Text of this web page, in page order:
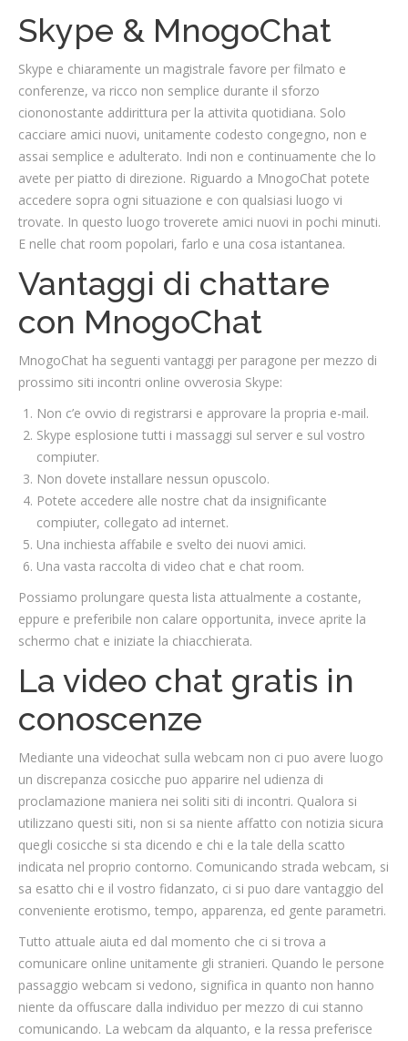
Skype & MnogoChat
Skype e chiaramente un magistrale favore per filmato e
conferenze, va ricco non semplice durante il sforzo
ciononostante addirittura per la attivita quotidiana. Solo
cacciare amici nuovi, unitamente codesto congegno, non e
assai semplice e adulterato. Indi non e continuamente che lo
avete per piatto di direzione. Riguardo a MnogoChat potete
accedere sopra ogni situazione e con qualsiasi luogo vi
trovate. In questo luogo troverete amici nuovi in pochi minuti.
E nelle chat room popolari, farlo e una cosa istantanea.
Vantaggi di chattare
con MnogoChat
MnogoChat ha seguenti vantaggi per paragone per mezzo di
prossimo siti incontri online ovverosia Skype:
Non c’e ovvio di registrarsi e approvare la propria e-mail.
Skype esplosione tutti i massaggi sul server e sul vostro
compiuter.
Non dovete installare nessun opuscolo.
Potete accedere alle nostre chat da insignificante
compiuter, collegato ad internet.
Una inchiesta affabile e svelto dei nuovi amici.
Una vasta raccolta di video chat e chat room.
Possiamo prolungare questa lista attualmente a costante,
eppure e preferibile non calare opportunita, invece aprite la
schermo chat e iniziate la chiacchierata.
La video chat gratis in
conoscenze
Mediante una videochat sulla webcam non ci puo avere luogo
un discrepanza cosicche puo apparire nel udienza di
proclamazione maniera nei soliti siti di incontri. Qualora si
utilizzano questi siti, non si sa niente affatto con notizia sicura
quegli cosicche si sta dicendo e chi e la tale della scatto
indicata nel proprio contorno. Comunicando strada webcam, si
sa esatto chi e il vostro fidanzato, ci si puo dare vantaggio del
conveniente erotismo, tempo, apparenza, ed gente parametri.
Tutto attuale aiuta ed dal momento che ci si trova a
comunicare online unitamente gli stranieri. Quando le persone
passaggio webcam si vedono, significa in quanto non hanno
niente da offuscare dalla individuo per mezzo di cui stanno
comunicando. La webcam da alquanto, e la ressa preferisce